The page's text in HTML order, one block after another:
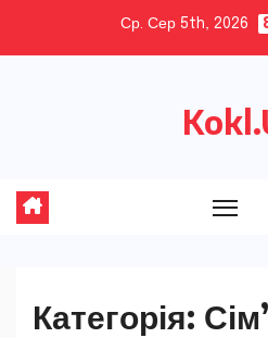
Ср. Сер 5th, 2026
Категорія: